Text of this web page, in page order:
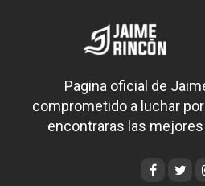
Pagina oficial de
comprometido a luchar
encontraras las